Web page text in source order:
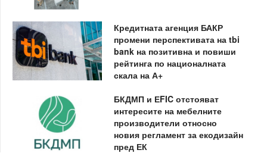
Кредитната агенция БАКР
промени перспективата на tbi
bank на позитивна и повиши
рейтинга по националната
скала на А+
БКДМП и ЕFIC отстояват
интересите на мебелните
производители относно
новия регламент за екодизайн
пред ЕК